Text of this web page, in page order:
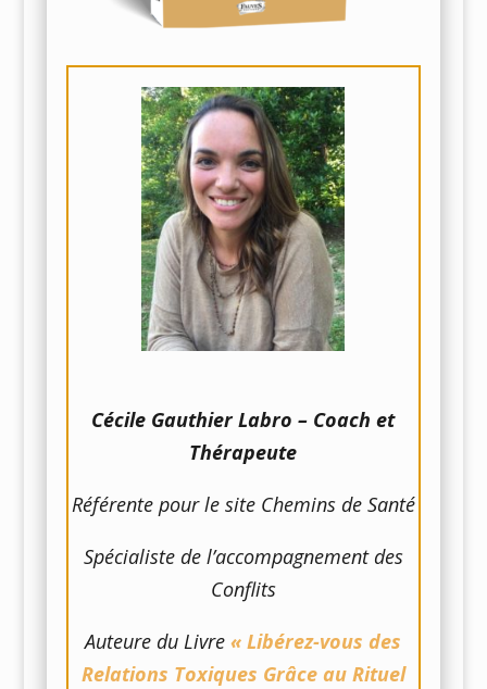
Cécile Gauthier Labro – Coach et
Thérapeute
Référente pour le site Chemins de Santé
Spécialiste de l’accompagnement des
Conflits
Auteure du Livre« Libérez-vous des
Relations Toxiques Grâce au Rituel